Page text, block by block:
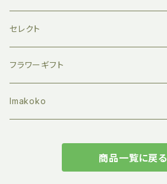
セレクト
フラワーギフト
Imakoko
商品一覧に戻る